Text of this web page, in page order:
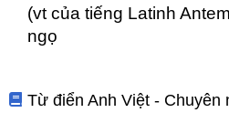
(vt của tiếng Latinh
ngọ
Từ điển Anh Việt - Chuyên